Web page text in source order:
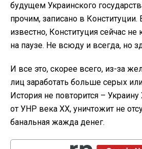
будущем Украинского
прочим, записано в Конституции.
известно, Конституция сейчас не
на паузе. Не всюду и всегда, но
И все это, скорее всего, из-за
лиц заработать больше серых
История не повторится –
от УНР века ХХ, уничтожит не
банальная жажда денег.